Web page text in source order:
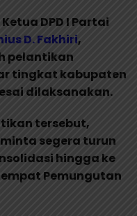
DPD I Partai
D. Fakhiri,
pelantikan
tingkat kabupaten
dilaksanakan.
tersebut,
segera turun
hingga ke
Pemungutan